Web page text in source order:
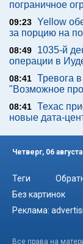
пограничное
09:23 Yellow
за порцию на
08:49
1035-й
операции в
08:41 Тревога
"Возможное
08:41 Техас
новые дата-
Четверг, 06
Теги
Без картинок
Реклама:
Все права на